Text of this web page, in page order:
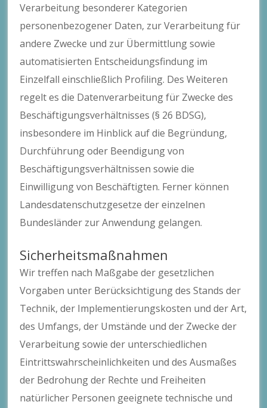
Verarbeitung besonderer Kategorien
personenbezogener Daten, zur Verarbeitung für
andere Zwecke und zur Übermittlung sowie
automatisierten Entscheidungsfindung im
Einzelfall einschließlich Profiling. Des Weiteren
regelt es die Datenverarbeitung für Zwecke des
Beschäftigungsverhältnisses (§ 26 BDSG),
insbesondere im Hinblick auf die Begründung,
Durchführung oder Beendigung von
Beschäftigungsverhältnissen sowie die
Einwilligung von Beschäftigten. Ferner können
Landesdatenschutzgesetze der einzelnen
Bundesländer zur Anwendung gelangen.
Sicherheitsmaßnahmen
Wir treffen nach Maßgabe der gesetzlichen
Vorgaben unter Berücksichtigung des Stands der
Technik, der Implementierungskosten und der Art,
des Umfangs, der Umstände und der Zwecke der
Verarbeitung sowie der unterschiedlichen
Eintrittswahrscheinlichkeiten und des Ausmaßes
der Bedrohung der Rechte und Freiheiten
natürlicher Personen geeignete technische und